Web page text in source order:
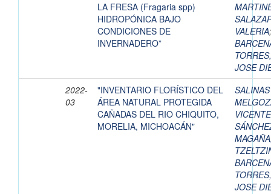
LA FRESA (Fragaria spp)
HIDROPÓNICA BAJO
CONDICIONES DE
INVERNADERO”
VALERIA;
TORRES,
JOSE
2022-
03
"INVENTARIO FLORÍSTICO DEL
ÁREA NATURAL PROTEGIDA
CAÑADAS DEL RIO CHIQUITO,
MORELIA, MICHOACÁN"
SALINAS
VICENTE
TORRES,
JOSE